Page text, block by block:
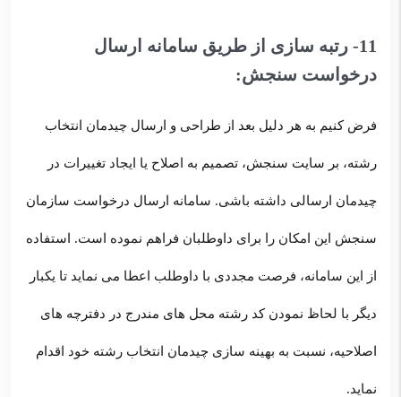
11- رتبه سازی از طریق سامانه ارسال
درخواست سنجش:
فرض کنیم به هر دلیل بعد از طراحی و ارسال چیدمان انتخاب
رشته، بر سایت سنجش، تصمیم به اصلاح یا ایجاد تغییرات در
چیدمان ارسالی داشته باشی. سامانه ارسال درخواست سازمان
سنجش این امکان را برای داوطلبان فراهم نموده است. استفاده
از این سامانه، فرصت مجددی با داوطلب اعطا می نماید تا یکبار
دیگر با لحاظ نمودن کد رشته محل های مندرج در دفترچه های
اصلاحیه، نسبت به بهینه سازی چیدمان انتخاب رشته خود اقدام
نماید.